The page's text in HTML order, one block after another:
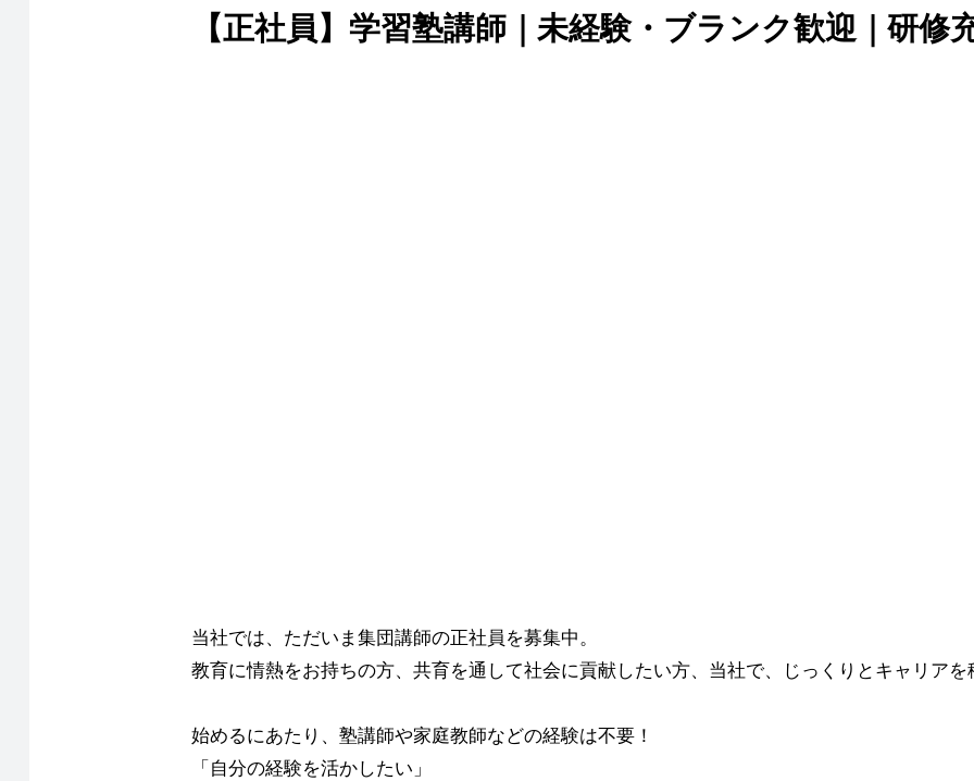
【正社員】学習塾講師｜未経験・ブランク歓迎｜研修
当社では、ただいま集団講師の正社員を募集中。
教育に情熱をお持ちの方、共育を通して社会に貢献したい方、当社で、じっくりとキャリア
始めるにあたり、塾講師や家庭教師などの経験は不要！
「自分の経験を活かしたい」